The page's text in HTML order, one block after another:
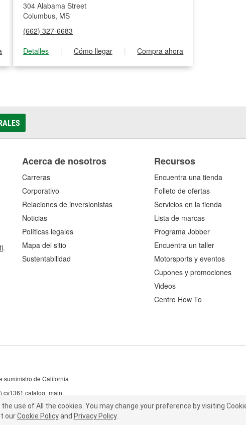
304 Alabama Street
Columbus, MS
(662) 327-6683
Detalles
| Cómo llegar | Compra ahora
the use of All the cookies.You may change your preference by visiting
ourCookie PolicyandPrivacy Policy
.
Acerca de nosotros
Carreras
Corporativo
Relaciones de inversionistas
Noticias
Políticas legales
Mapa del sitio
Sustentabilidad
Recursos
Encuentra una tienda
Folleto de ofertas
Servicios en la tienda
Lista de marcas
Programa Jobber
Encuentra un taller
Motorsports y eventos
Cupones y promociones
Videos
Centro How To
suministro de California
cv1361 catalog_main
use of All the cookies. You may change your preference by visiting
our Cookie Policy and Privacy Policy.